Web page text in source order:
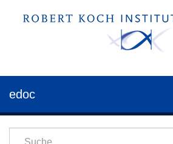
edoc